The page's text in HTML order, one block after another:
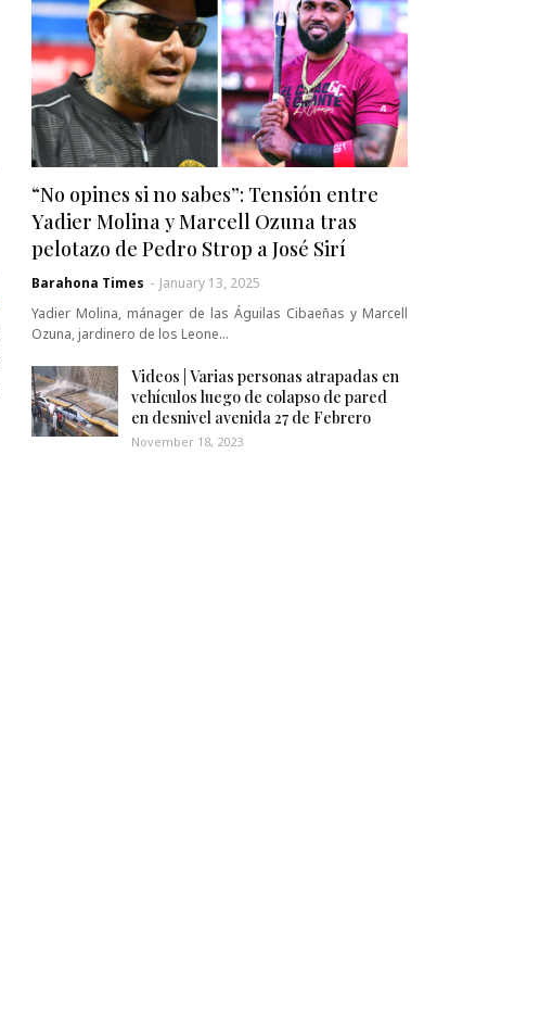
“No opines si no sabes”: Tensión entre
Yadier Molina y Marcell Ozuna tras
pelotazo de Pedro Strop a José Sirí
Barahona Times - January 13, 2025
Yadier Molina, mánager de las Águilas Cibaeñas y Marcell
Ozuna, jardinero de los Leone…
Videos | Varias personas atrapadas en
vehículos luego de colapso de pared
en desnivel avenida 27 de Febrero
November 18, 2023